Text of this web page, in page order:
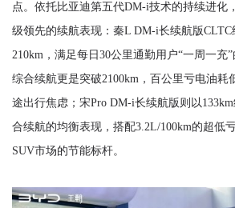
点。依托比亚迪第五代DM-i技术的持续进化
级领先的续航表现：秦L DM-i长续航版
210km，满足每日30公里通勤用户“一周一充
综合续航更是突破2100km，百公里亏电油耗
途出行焦虑；宋Pro DM-i长续航版则以
合续航的均衡表现，搭配3.2L/100km的超低
SUV市场的节能标杆。